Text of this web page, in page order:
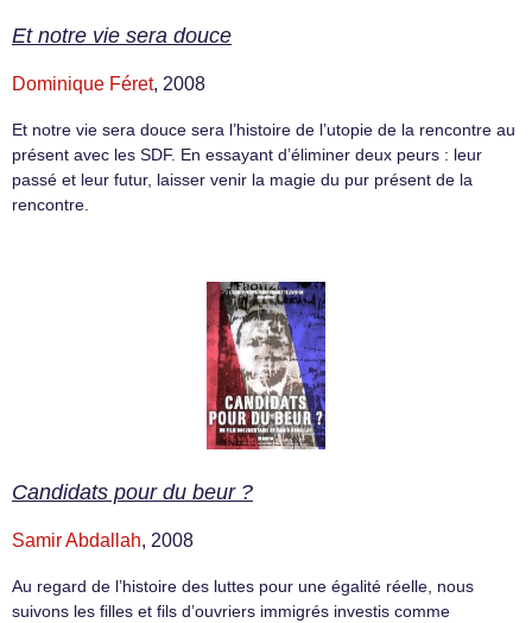
Et notre vie sera douce
Dominique Féret, 2008
Et notre vie sera douce sera l’histoire de l’utopie de la rencontre au
présent avec les SDF. En essayant d’éliminer deux peurs : leur
passé et leur futur, laisser venir la magie du pur présent de la
rencontre.
Candidats pour du beur ?
Samir Abdallah, 2008
Au regard de l’histoire des luttes pour une égalité réelle, nous
suivons les filles et fils d’ouvriers immigrés investis comme